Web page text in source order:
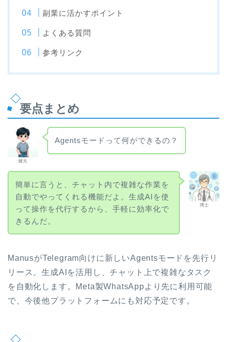
副業に活かすポイント
よくある質問
参考リンク
要点まとめ
健太
Agentsモードって何ができるの？
博士
簡単に言うと、チャット内で複雑な作業を
自動でやってくれる機能だよ。生成AIを使
って操作を代行するから、手軽に効率化で
きるんだ。
ManusがTelegram向けに新しいAgentsモードを先行リ
リース。生成AIを活用し、チャット上で複雑なタスク
を自動化します。Meta製WhatsAppより先に利用可能
で、今後他プラットフォームにも対応予定です。